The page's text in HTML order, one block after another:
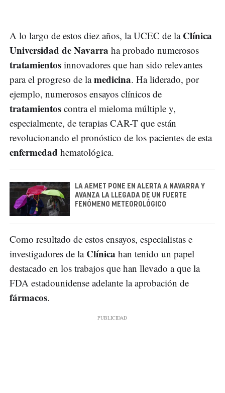
A lo largo de estos diez años, la UCEC de la Clínica
Universidad de Navarra ha probado numerosos
tratamientos innovadores que han sido relevantes
para el progreso de lamedicina. Ha liderado, por
ejemplo, numerosos ensayos clínicos de
tratamientos contra el mieloma múltiple y,
especialmente, de terapias CAR-T que están
revolucionando el pronóstico de los pacientes de esta
enfermedad hematológica.
LA AEMET PONE EN ALERTA A NAVARRA Y
AVANZA LA LLEGADA DE UN FUERTE
FENÓMENO METEOROLÓGICO
Como resultado de estos ensayos, especialistas e
investigadores de la Clínica han tenido un papel
destacado en los trabajos que han llevado a que la
FDA estadounidense adelante la aprobación de
fármacos.